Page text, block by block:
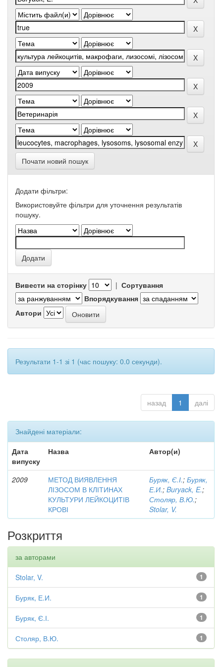
Почати новий пошук
Додати фільтри:
Використовуйте фільтри для уточнення результатів
пошуку.
Вивести на сторінку | Сортування
Впорядкування
Автори
Результати 1-1 зі 1 (час пошуку: 0.0 секунди).
назад 1 далі
Знайдені матеріали:
Дата
випуску
Назва Автор(и)
2009
МЕТОД ВИЯВЛЕННЯ
ЛІЗОСОМ В КЛІТИНАХ
КУЛЬТУРИ ЛЕЙКОЦИТІВ
КРОВІ
Буряк, Є.І.; Буряк,
Е.И.; Buryack, E.;
Столяр, В.Ю.;
Stolar, V.
Розкриття
за авторами
1
Stolar, V.
1
Буряк, Е.И.
1
Буряк, Є.І.
1
Столяр, В.Ю.